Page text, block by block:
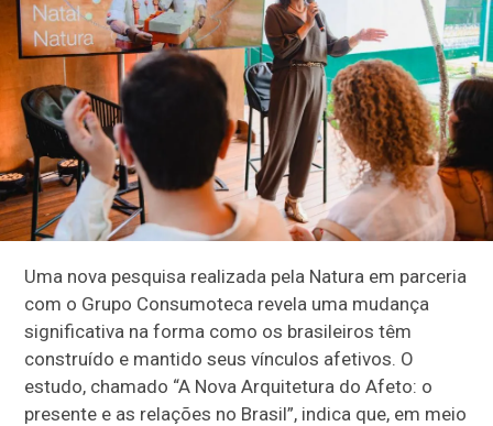
Uma nova pesquisa realizada pela Natura em parceria
com o Grupo Consumoteca revela uma mudança
significativa na forma como os brasileiros têm
construído e mantido seus vínculos afetivos. O
estudo, chamado “A Nova Arquitetura do Afeto: o
presente e as relações no Brasil”, indica que, em meio